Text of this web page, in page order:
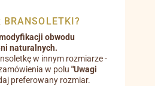
obwodu
naturalnych.
w innym rozmiarze -
w polu "Uwagi
preferowany rozmiar.